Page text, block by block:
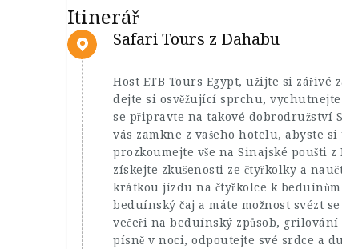
Itinerář
Safari Tours z Dahabu
Host ETB Tours Egypt, užijte si zářivé
dejte si osvěžující sprchu,
se připravte na takové dobrodružství
vás zamkne z vašeho hotelu, abyste
prozkoumejte vše na Sinajské poušti
získejte zkušenosti ze čtyřkolky a
krátkou jízdu na čtyřkolce k
beduínský čaj a máte možnost svézt
večeři na beduínský způsob,
písně v noci, odpoutejte své srdce a